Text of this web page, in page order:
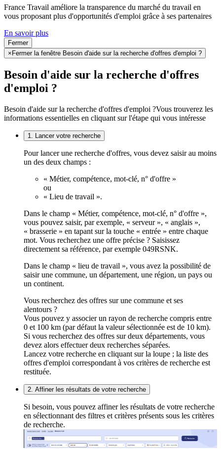
France Travail améliore la transparence du marché du travail en
vous proposant plus d'opportunités d'emploi grâce à ses partenaires
En savoir plus
Fermer
× Fermer la fenêtre Besoin d'aide sur la recherche d'offres d'emploi ?
Besoin d'aide sur la recherche d'offres
d'emploi ?
Besoin d'aide sur la recherche d'offres d'emploi ?Vous trouverez les
informations essentielles en cliquant sur l'étape qui vous intéresse
1. Lancer votre recherche
Pour lancer une recherche d'offres, vous devez saisir au moins
un des deux champs :
« Métier, compétence, mot-clé, n° d'offre »
ou
« Lieu de travail ».
Dans le champ « Métier, compétence, mot-clé, n° d'offre »,
vous pouvez saisir, par exemple, « serveur », « anglais »,
« brasserie » en tapant sur la touche « entrée » entre chaque
mot. Vous recherchez une offre précise ? Saisissez
directement sa référence, par exemple 049RSNK.
Dans le champ « lieu de travail », vous avez la possibilité de
saisir une commune, un département, une région, un pays ou
un continent.
Vous recherchez des offres sur une commune et ses
alentours ?
Vous pouvez y associer un rayon de recherche compris entre
0 et 100 km (par défaut la valeur sélectionnée est de 10 km).
Si vous recherchez des offres sur deux départements, vous
devez alors effectuer deux recherches séparées.
Lancez votre recherche en cliquant sur la loupe ; la liste des
offres d'emploi correspondant à vos critères de recherche est
restituée.
2. Affiner les résultats de votre recherche
Si besoin, vous pouvez affiner les résultats de votre recherche
en sélectionnant des filtres et critères présents sous les critères
de recherche.